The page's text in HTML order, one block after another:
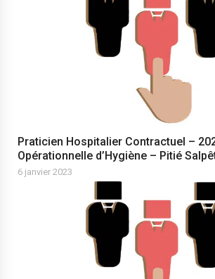
Praticien Hospitalier Contractuel –
Opérationnelle d’Hygiène – Pitié
6 janvier 2023